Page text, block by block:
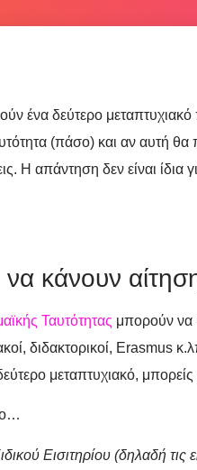
ένα δεύτερο
(πάσο) και αν αυτή θα
Η απάντηση δεν είναι
κάνουν
Ταυτότητας μπορούν να
διδακτορικοί, Erasmus
μεταπτυχιακό,
Εισιτηρίου (δηλαδή τις